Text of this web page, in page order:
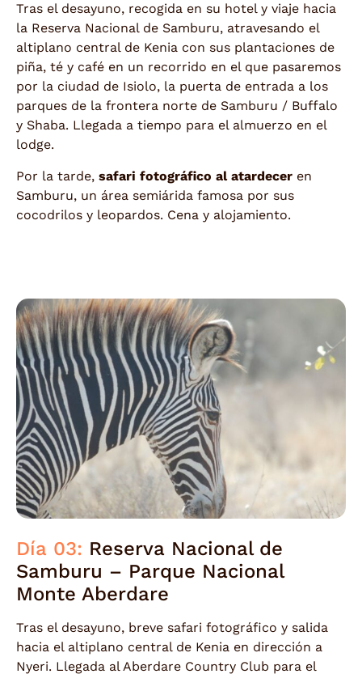
Tras el desayuno, recogida en su hotel y viaje hacia
la Reserva Nacional de Samburu, atravesando el
altiplano central de Kenia con sus plantaciones de
piña, té y café en un recorrido en el que pasaremos
por la ciudad de Isiolo, la puerta de entrada a los
parques de la frontera norte de Samburu / Buffalo
y Shaba. Llegada a tiempo para el almuerzo en el
lodge.
Por la tarde, safari fotográfico al atardecer en
Samburu, un área semiárida famosa por sus
cocodrilos y leopardos. Cena y alojamiento.
Día 03: Reserva Nacional de
Samburu – Parque Nacional
Monte Aberdare
Tras el desayuno, breve safari fotográfico y salida
hacia el altiplano central de Kenia en dirección a
Nyeri. Llegada al Aberdare Country Club para el